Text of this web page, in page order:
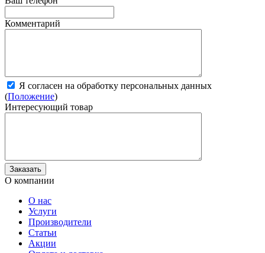
Комментарий
Я согласен на обработку персональных данных
(Положение)
Интересующий товар
О компании
О нас
Услуги
Производители
Статьи
Акции